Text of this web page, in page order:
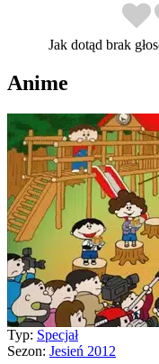
Jak dotąd brak
Anime
Typ: Specjał
Sezon: Jesień 2012